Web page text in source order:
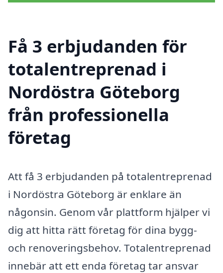
Få 3 erbjudanden för
totalentreprenad i
Nordöstra Göteborg
från professionella
företag
Att få 3 erbjudanden på totalentreprenad
i Nordöstra Göteborg är enklare än
någonsin. Genom vår plattform hjälper vi
dig att hitta rätt företag för dina bygg-
och renoveringsbehov. Totalentreprenad
innebär att ett enda företag tar ansvar